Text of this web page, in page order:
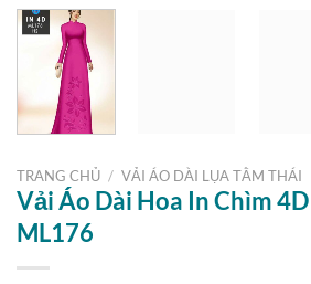
TRANG CHỦ / VẢI ÁO DÀI LỤA TẰM THÁI
Vải Áo Dài Hoa In Chìm
ML176